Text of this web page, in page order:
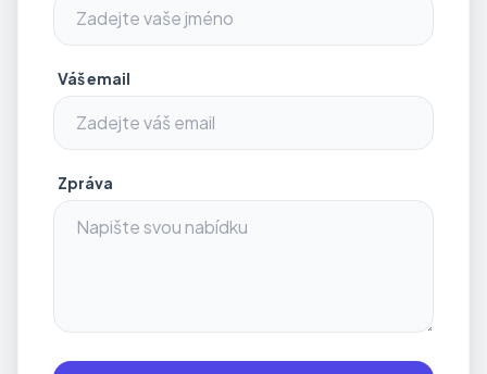
Váš email
Zpráva